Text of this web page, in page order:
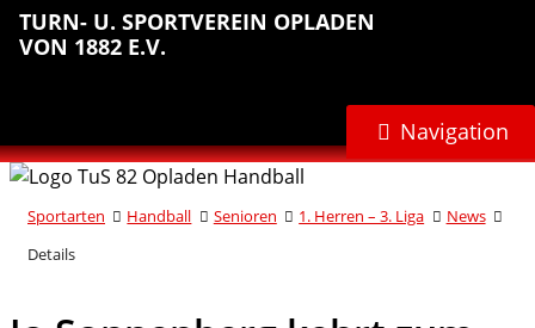
Sprungmarken
Inhalt
anspringen
Hauptnavigation
anspringen
Abteilungsnavigation
anspringen
Fußbereich
anspringen
TURN- U. SPORTVEREIN OPLADEN
VON 1882 E.V.
Navigation
Sportarten Handball Senioren 1. Herren – 3. Liga
News
Details